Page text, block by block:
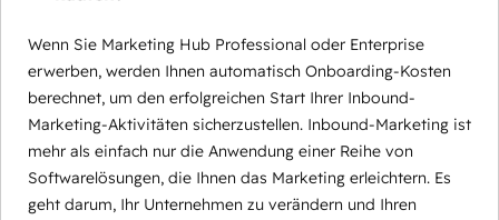
Wenn Sie Marketing Hub Professional oder Enterprise
erwerben, werden Ihnen automatisch Onboarding-Kosten
berechnet, um den erfolgreichen Start Ihrer Inbound-
Marketing-Aktivitäten sicherzustellen. Inbound-Marketing ist
mehr als einfach nur die Anwendung einer Reihe von
Softwarelösungen, die Ihnen das Marketing erleichtern. Es
geht darum, Ihr Unternehmen zu verändern und Ihren